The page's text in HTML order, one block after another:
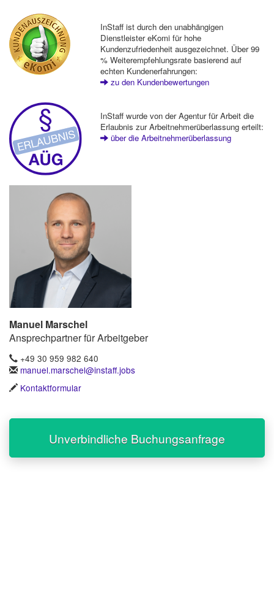
InStaff ist durch den unabhängigen
Dienstleister eKomi für hohe
Kundenzufriedenheit ausgezeichnet. Über 99
% Weiterempfehlungsrate basierend auf
echten Kundenerfahrungen:
zu den Kundenbewertungen
InStaff wurde von der Agentur für Arbeit die
Erlaubnis zur Arbeitnehmerüberlassung erteilt:
über die Arbeitnehmerüberlassung
Manuel Marschel
Ansprechpartner für Arbeitgeber
+49 30 959 982 640
manuel.marschel@instaff.jobs
Kontaktformular
Unverbindliche Buchungsanfrage